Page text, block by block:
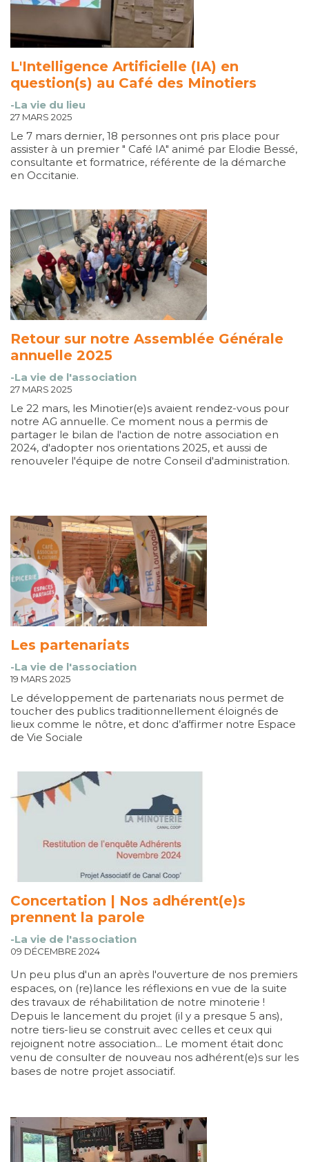
L'Intelligence Artificielle (IA) en
question(s) au Café des Minotiers
-La vie du lieu
27 MARS 2025
Le 7 mars dernier, 18 personnes ont pris place pour
assister à un premier " Café IA" animé par Elodie Bessé,
consultante et formatrice, référente de la démarche
en Occitanie.
Retour sur notre Assemblée Générale
annuelle 2025
-La vie de l'association
27 MARS 2025
Le 22 mars, les Minotier(e)s avaient rendez-vous pour
notre AG annuelle. Ce moment nous a permis de
partager le bilan de l'action de notre association en
2024, d'adopter nos orientations 2025, et aussi de
renouveler l'équipe de notre Conseil d'administration.
Les partenariats
-La vie de l'association
19 MARS 2025
Le développement de partenariats nous permet de
toucher des publics traditionnellement éloignés de
lieux comme le nôtre, et donc d’affirmer notre Espace
de Vie Sociale
Concertation | Nos adhérent(e)s
prennent la parole
-La vie de l'association
09 DÉCEMBRE 2024
Un peu plus d'un an après l'ouverture de nos premiers
espaces, on (re)lance les réflexions en vue de la suite
des travaux de réhabilitation de notre minoterie !
Depuis le lancement du projet (il y a presque 5 ans),
notre tiers-lieu se construit avec celles et ceux qui
rejoignent notre association... Le moment était donc
venu de consulter de nouveau nos adhérent(e)s sur les
bases de notre projet associatif.